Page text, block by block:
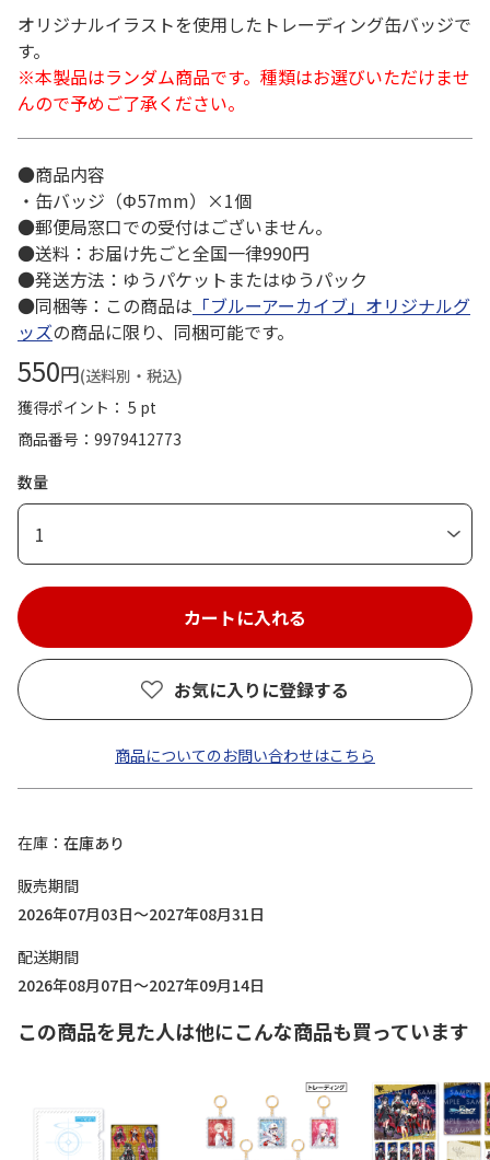
オリジナルイラストを使用したトレーディング缶バッジで
す。
※本製品はランダム商品です。種類はお選びいただけませ
んので予めご了承ください。
●商品内容
・缶バッジ（Φ57mm）×1個
●郵便局窓口での受付はございません。
●送料：お届け先ごと全国一律990円
●発送方法：ゆうパケットまたはゆうパック
●同梱等：この商品は 「ブルーアーカイブ」オリジナルグ
ッズの商品に限り、同梱可能です。
550円(送料別・税込)
獲得ポイント： 5 pt
商品番号
9979412773
数量
1
お気に入りに登録する
商品についてのお問い合わせはこちら
在庫
在庫あり
販売期間
2026年07月03日～2027年08月31日
配送期間
2026年08月07日～2027年09月14日
この商品を見た人は他にこんな商品も買っています